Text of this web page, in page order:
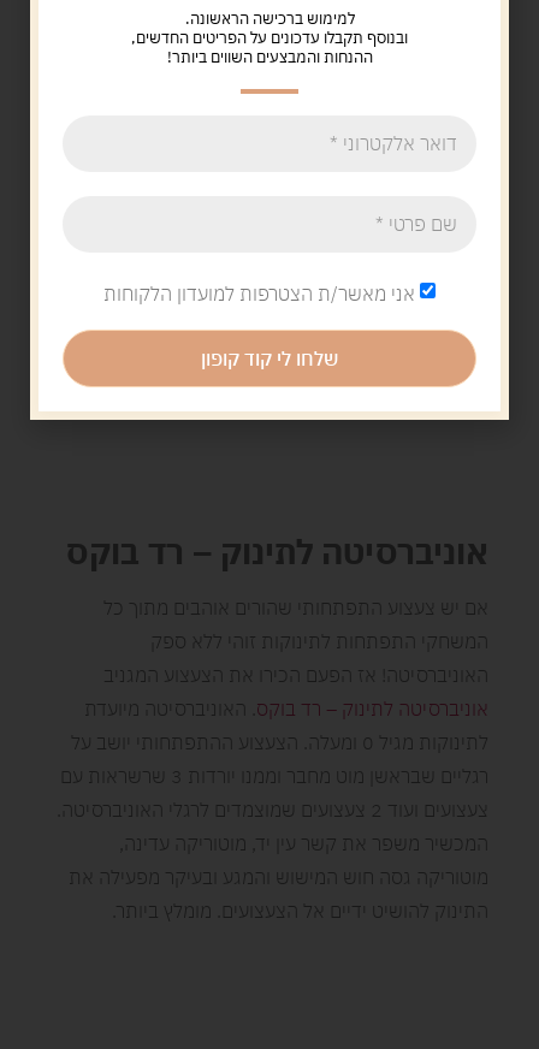
אוניברסיטה לתינוק – רד בוקס
אם יש צעצוע התפתחותי שהורים אוהבים מתוך כל
המשחקי התפתחות לתינוקות זוהי ללא ספק
האוניברסיטה! אז הפעם הכירו את הצעצוע המגניב
אוניברסיטה לתינוק – רד בוקס . האוניברסיטה מיועדת
לתינוקות מגיל 0 ומעלה. הצעצוע ההתפתחותי יושב על
רגליים שבראשן מוט מחבר וממנו יורדות 3 שרשראות עם
צעצועים ועוד 2 צעצועים שמוצמדים לרגלי האוניברסיטה.
המכשיר משפר את קשר עין יד, מוטוריקה עדינה,
מוטוריקה גסה חוש המישוש והמגע ובעיקר מפעילה את
התינוק להושיט ידיים אל הצעצועים. מומלץ ביותר.
למימוש ברכישה הראשונה.
ובנוסף תקבלו עדכונים על הפריטים החדשים,
ההנחות והמבצעים השווים ביותר!
אני מאשר/ת הצטרפות למועדון הלקוחות
שלחו לי קוד קופון